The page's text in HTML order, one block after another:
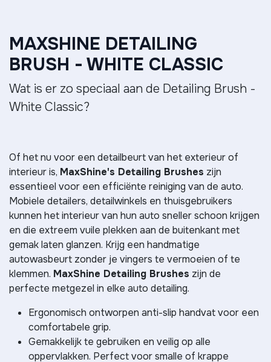
MAXSHINE DETAILING
BRUSH - WHITE CLASSIC
Wat is er zo speciaal aan de Detailing Brush -
White Classic?
Of het nu voor een detailbeurt van het exterieur of
interieur is, MaxShine's Detailing Brushes zijn
essentieel voor een efficiënte reiniging van de auto.
Mobiele detailers, detailwinkels en thuisgebruikers
kunnen het interieur van hun auto sneller schoon krijgen
en die extreem vuile plekken aan de buitenkant met
gemak laten glanzen. Krijg een handmatige
autowasbeurt zonder je vingers te vermoeien of te
klemmen. MaxShine Detailing Brushes zijn de
perfecte metgezel in elke auto detailing.
Ergonomisch ontworpen anti-slip handvat voor een
comfortabele grip.
Gemakkelijk te gebruiken en veilig op alle
oppervlakken. Perfect voor smalle of krappe